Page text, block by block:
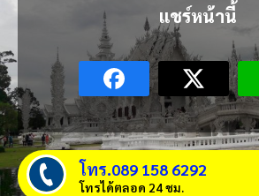
แชร์หน้านี้
โทร.089 158 6292
โทรได้ตลอด 24 ชม.